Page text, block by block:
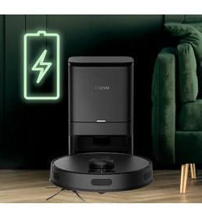
Información de las
Cookies
Nuestros partners
crear un perfil de
publicidad estará
Información de las